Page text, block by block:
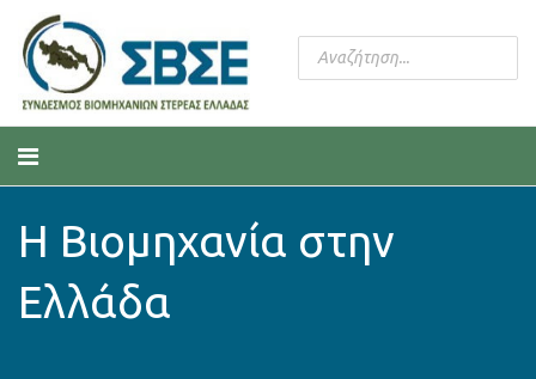
Η Βιομηχανία στην
Ελλάδα